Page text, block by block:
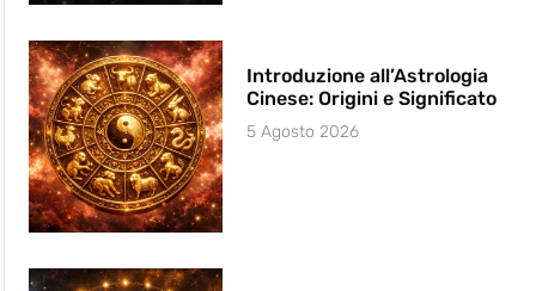
Introduzione all’Astrologia
Cinese: Origini e Significato
5 Agosto 2026